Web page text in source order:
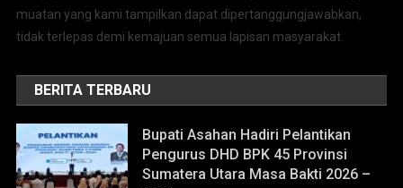
muatan yang kami tampilkan dapat dipertanggungjawabkan,
tidak terlepas demi kemajuan semua lapisan masyarakat.
BERITA TERBARU
Bupati Asahan Hadiri Pelantikan
Pengurus DHD BPK 45 Provinsi
Sumatera Utara Masa Bakti 2026 –